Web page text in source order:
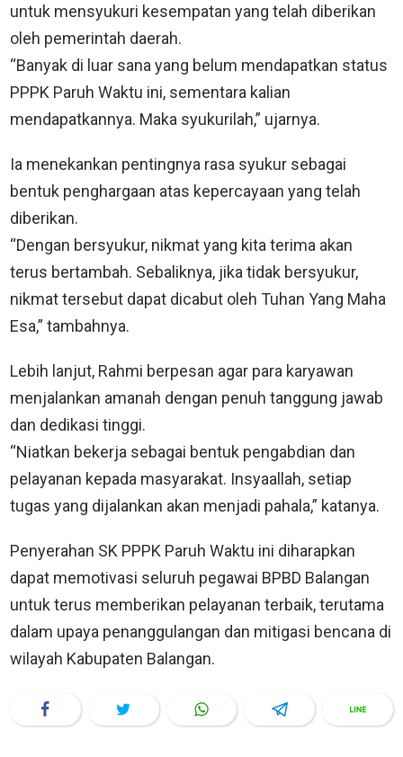
untuk mensyukuri kesempatan yang telah diberikan
oleh pemerintah daerah.
“Banyak di luar sana yang belum mendapatkan status
PPPK Paruh Waktu ini, sementara kalian
mendapatkannya. Maka syukurilah,” ujarnya.
Ia menekankan pentingnya rasa syukur sebagai
bentuk penghargaan atas kepercayaan yang telah
diberikan.
“Dengan bersyukur, nikmat yang kita terima akan
terus bertambah. Sebaliknya, jika tidak bersyukur,
nikmat tersebut dapat dicabut oleh Tuhan Yang Maha
Esa,” tambahnya.
Lebih lanjut, Rahmi berpesan agar para karyawan
menjalankan amanah dengan penuh tanggung jawab
dan dedikasi tinggi.
“Niatkan bekerja sebagai bentuk pengabdian dan
pelayanan kepada masyarakat. Insyaallah, setiap
tugas yang dijalankan akan menjadi pahala,” katanya.
Penyerahan SK PPPK Paruh Waktu ini diharapkan
dapat memotivasi seluruh pegawai BPBD Balangan
untuk terus memberikan pelayanan terbaik, terutama
dalam upaya penanggulangan dan mitigasi bencana di
wilayah Kabupaten Balangan.